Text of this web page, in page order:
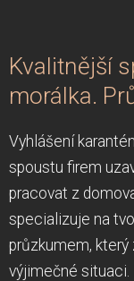
Kvalitnější
morálka.
Vyhlášení
spoustu firem
pracovat z
specializuje na
průzkumem,
výjimečné situaci.